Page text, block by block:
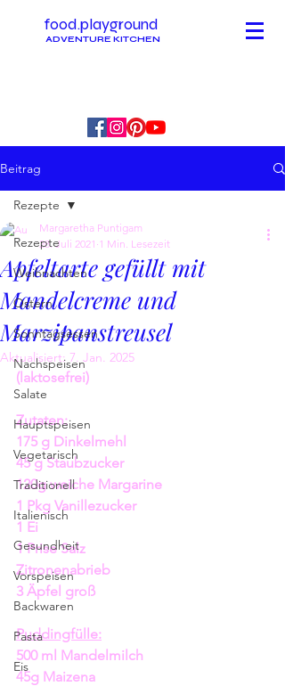
food.playground
ADVENTURE KITCHEN
Beitrag
Rezepte
Weihnachten
Ostern
Sonntagsessen
Nachspeisen
Salate
Hauptspeisen
Vegetarisch
Traditionell
Italienisch
Gesundheit
Vorspeisen
Backwaren
Pasta
Eis
Rezepte
Apfeltarte gefüllt mit
Mandelcreme und
Marzipanstreusel
Margaretha Puntigam
28. Juli 2021 1 Min. Lesezeit
Aktualisiert: 7. Jan. 2025
(laktosefrei)
Zutaten:
175 g Dinkelmehl
45 g Staubzucker
120g weiche Margarine
1 Pkg Vanillezucker
1 Ei
1 Prise Salz
Zitronenabrieb
3 Äpfel groß
Puddingfülle:
500 ml Mandelmilch
45g Maizena